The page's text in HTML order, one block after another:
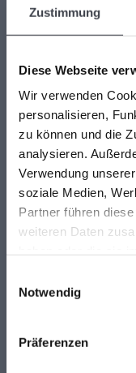
Zustimmung
Diese Webseite
Wir verwenden
personalisieren,
zu können und die
analysieren.
Verwendung
soziale Medien,
Partner führen
weiteren Daten
Notwendig
Präferenzen
besuchen. Sie sind
Freitag